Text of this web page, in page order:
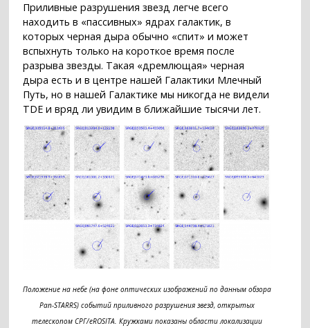
Приливные разрушения звезд легче всего
находить в «пассивных» ядрах галактик, в
которых черная дыра обычно «спит» и может
вспыхнуть только на короткое время после
разрыва звезды. Такая «дремлющая» черная
дыра есть и в центре нашей Галактики Млечный
Путь, но в нашей Галактике мы никогда не видели
TDE и вряд ли увидим в ближайшие тысячи лет.
Положение на небе (на фоне оптических изображений по данным обзора
Pan-STARRS) событий приливного разрушения звезд, открытых
телескопом СРГ/eROSITA. Кружками показаны области локализации